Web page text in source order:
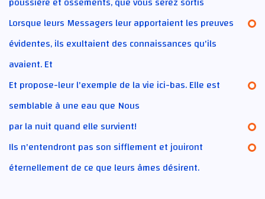
Lorsque leurs Messagers leur apportaient les preuves
évidentes, ils exultaient des connaissances qu'ils
avaient. Et
Et propose-leur l'exemple de la vie ici-bas. Elle est
semblable à une eau que Nous
par la nuit quand elle survient!
Ils n'entendront pas son sifflement et jouiront
éternellement de ce que leurs âmes désirent.